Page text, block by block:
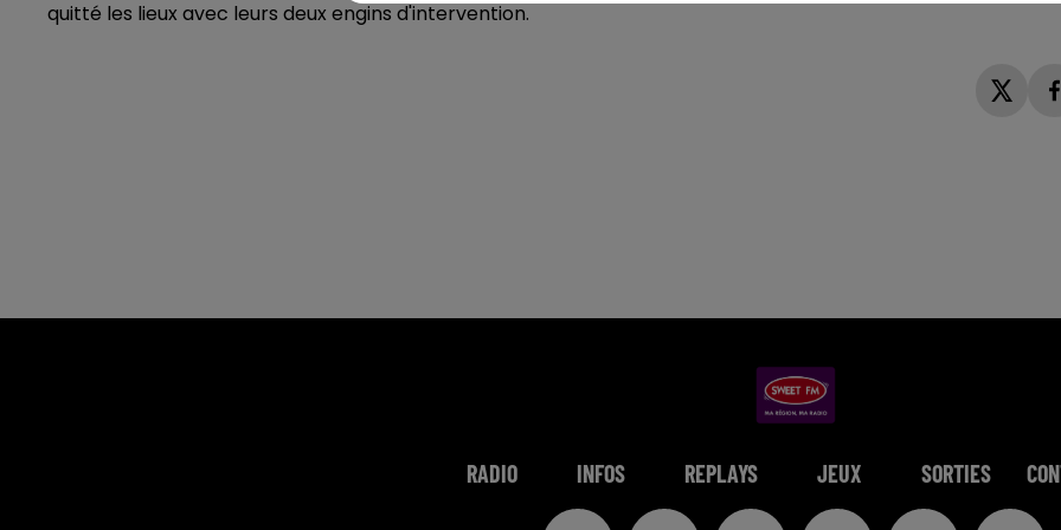
quitté les lieux avec leurs deux engins d'intervention.
RADIO INFOS REPLAYS JEUX SORTIES